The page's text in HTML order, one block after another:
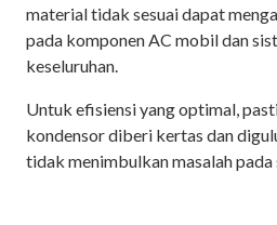
material tidak sesuai dapat
pada komponen AC mobil dan
keseluruhan.
Untuk efisiensi yang optimal,
kondensor diberi kertas dan
tidak menimbulkan masalah